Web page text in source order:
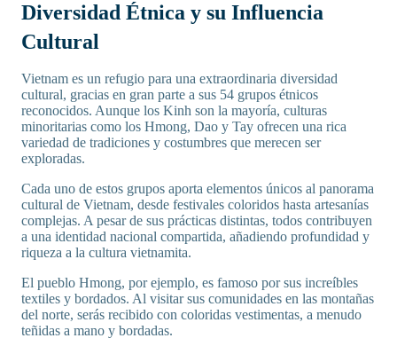
Diversidad Étnica y su Influencia
Cultural
Vietnam es un refugio para una extraordinaria diversidad
cultural, gracias en gran parte a sus 54 grupos étnicos
reconocidos. Aunque los Kinh son la mayoría, culturas
minoritarias como los Hmong, Dao y Tay ofrecen una rica
variedad de tradiciones y costumbres que merecen ser
exploradas.
Cada uno de estos grupos aporta elementos únicos al panorama
cultural de Vietnam, desde festivales coloridos hasta artesanías
complejas. A pesar de sus prácticas distintas, todos contribuyen
a una identidad nacional compartida, añadiendo profundidad y
riqueza a la cultura vietnamita.
El pueblo Hmong, por ejemplo, es famoso por sus increíbles
textiles y bordados. Al visitar sus comunidades en las montañas
del norte, serás recibido con coloridas vestimentas, a menudo
teñidas a mano y bordadas.